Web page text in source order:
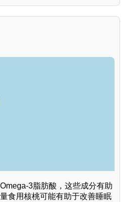
3脂肪酸，这些成分有助
食用核桃可能有助于改善睡眠